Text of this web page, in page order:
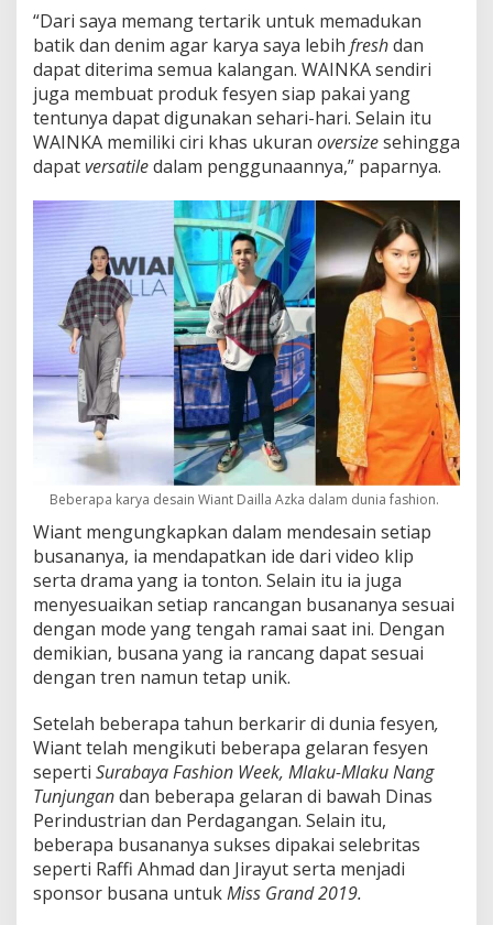
a
F
a
s
h
i
o
n
“Dari saya memang tertarik untuk memadukan
batik dan denim agar karya saya lebih freshdan
dapat diterima semua kalangan. WAINKA sendiri
juga membuat produk fesyen siap pakai yang
tentunya dapat digunakan sehari-hari. Selain itu
WAINKA memiliki ciri khas ukuran oversizesehingga
dapatversatiledalam penggunaannya,” paparnya.
Beberapa karya desain Wiant Dailla Azka dalam dunia fashion.
Wiant mengungkapkan dalam mendesain setiap
busananya, ia mendapatkan ide dari video klip
serta drama yang ia tonton. Selain itu ia juga
menyesuaikan setiap rancangan busananya sesuai
dengan mode yang tengah ramai saat ini. Dengan
demikian, busana yang ia rancang dapat sesuai
dengan tren namun tetap unik.
Setelah beberapa tahun berkarir di dunia fesyen,
Wiant telah mengikuti beberapa gelaran fesyen
seperti Surabaya Fashion Week, Mlaku-Mlaku Nang
Tunjungandan beberapa gelaran di bawah Dinas
Perindustrian dan Perdagangan. Selain itu,
beberapa busananya sukses dipakai selebritas
seperti Raffi Ahmad dan Jirayut serta menjadi
sponsor busana untukMiss Grand 2019.